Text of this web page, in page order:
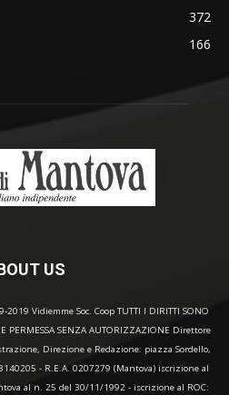
372
166
US
Vidiemme Soc. Coop TUTTI I DIRITTI SONO
PERMESSA SENZA AUTORIZZAZIONE Direttore
Direzione e Redazione: piazza Sordello,
- R.E.A. 0207279 (Mantova) iscrizione al
al n. 25 del 30/11/1992 - iscrizione al ROC: